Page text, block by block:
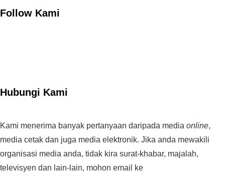
Follow Kami
Hubungi Kami
Kami menerima banyak pertanyaan daripada media online,
media cetak dan juga media elektronik. Jika anda mewakili
organisasi media anda, tidak kira surat-khabar, majalah,
televisyen dan lain-lain, mohon email ke